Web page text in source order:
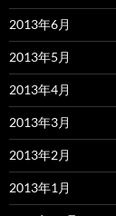
2013年6月
2013年5月
2013年4月
2013年3月
2013年2月
2013年1月